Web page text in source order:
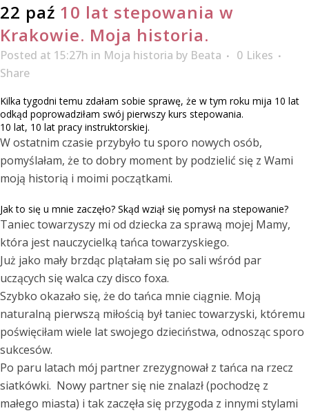
22 paź 10 lat stepowania w
Krakowie. Moja historia.
Posted at 15:27h in Moja historia by Beata 0 Likes
Share
Kilka tygodni temu zdałam sobie sprawę, że w tym roku mija 10 lat
odkąd poprowadziłam swój pierwszy kurs stepowania.
10 lat, 10 lat pracy instruktorskiej.
W ostatnim czasie przybyło tu sporo nowych osób,
pomyślałam, że to dobry moment by podzielić się z Wami
moją historią i moimi początkami.
Jak to się u mnie zaczęło? Skąd wziął się pomysł na stepowanie?
Taniec towarzyszy mi od dziecka za sprawą mojej Mamy,
która jest nauczycielką tańca towarzyskiego.
Już jako mały brzdąc plątałam się po sali wśród par
uczących się walca czy disco foxa.
Szybko okazało się, że do tańca mnie ciągnie. Moją
naturalną pierwszą miłością był taniec towarzyski, któremu
poświęciłam wiele lat swojego dzieciństwa, odnosząc sporo
sukcesów.
Po paru latach mój partner zrezygnował z tańca na rzecz
siatkówki. Nowy partner się nie znalazł (pochodzę z
małego miasta) i tak zaczęła się przygoda z innymi stylami